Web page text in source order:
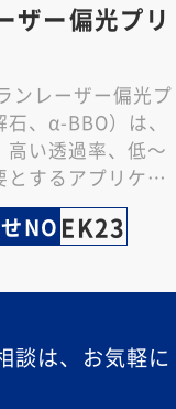
ザー偏光プリ
ンレーザー偏光プ
、α-BBO）は、
高い透過率、低～
とするアプリケー
されます。 製品
NO EK23
談は、お気軽に